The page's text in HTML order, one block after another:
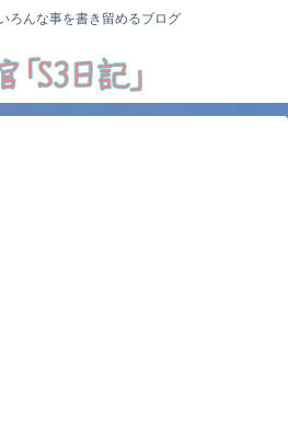
ろんな事を書き留めるブログ